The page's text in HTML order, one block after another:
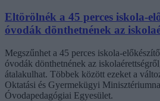
Eltörölnék a 45 perces iskola-
óvodák dönthetnének az
Megszűnhet a 45 perces iskola-
óvodák dönthetnének az
átalakulhat. Többek között ezeket a
Oktatási és Gyermekügyi
Óvodapedagógiai Egyesület.